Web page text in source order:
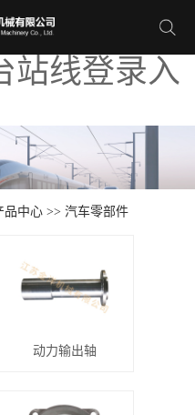
站线登录入
品中心 >>汽车零部件
动力输出轴